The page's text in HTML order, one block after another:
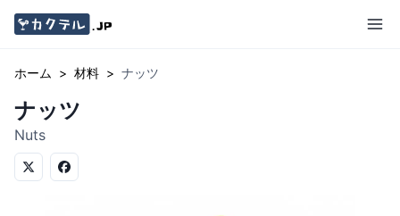
ホーム > 材料 > ナッツ
ナッツ
Nuts